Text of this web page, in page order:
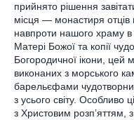
прийнято рішення
місця — монастиря отців
навпроти нашого храму в
Матері Божої та копії
Богородичної ікони, цей
виконаних з морського
барельєфами
з усього світу. Особливо
з Христовим розп’яттям,